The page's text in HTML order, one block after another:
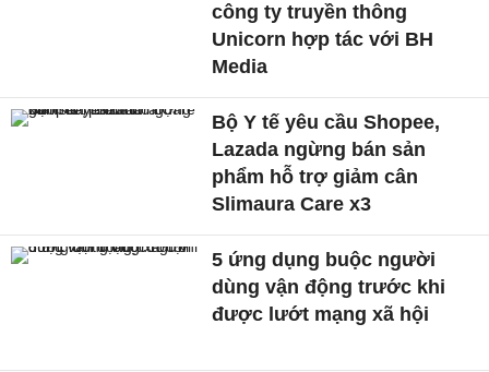
công ty truyền thông
Unicorn hợp tác với BH
Media
Bộ Y tế yêu cầu Shopee,
Lazada ngừng bán sản
phẩm hỗ trợ giảm cân
Slimaura Care x3
5 ứng dụng buộc người
dùng vận động trước khi
được lướt mạng xã hội